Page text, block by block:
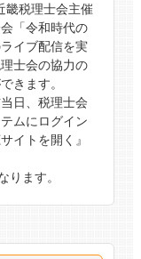
畿税理士会主催
「令和時代の
イブ配信を実
士会の協力の
きます。
日、税理士会
ムにログイン
イトを開く』
ります。